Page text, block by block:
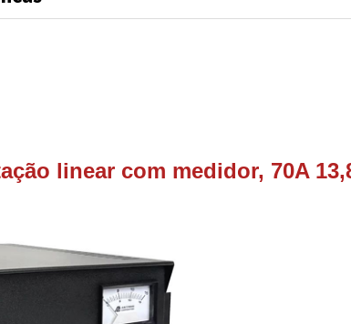
linear com medidor, 70A